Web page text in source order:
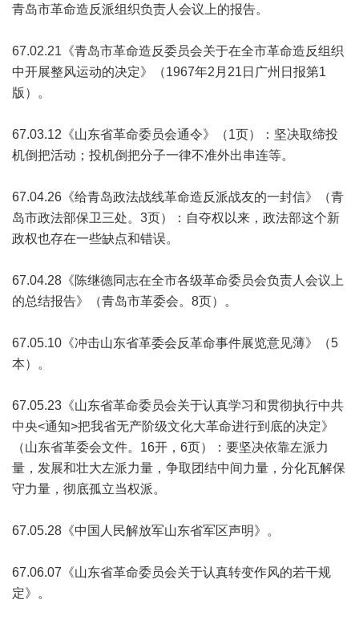
青岛市革命造反派组织负责人会议上的报告。
67.02.21《青岛市革命造反委员会关于在全市革命造反组织
中开展整风运动的决定》（1967年2月21日广州日报第1
版）。
67.03.12《山东省革命委员会通令》（1页）：坚决取缔投
机倒把活动；投机倒把分子一律不准外出串连等。
67.04.26《给青岛政法战线革命造反派战友的一封信》（青
岛市政法部保卫三处。3页）：自夺权以来，政法部这个新
政权也存在一些缺点和错误。
67.04.28《陈继德同志在全市各级革命委员会负责人会议上
的总结报告》（青岛市革委会。8页）。
67.05.10《冲击山东省革委会反革命事件展览意见薄》（5
本）。
67.05.23《山东省革命委员会关于认真学习和贯彻执行中共
中央<通知>把我省无产阶级文化大革命进行到底的决定》
（山东省革委会文件。16开，6页）：要坚决依靠左派力
量，发展和壮大左派力量，争取团结中间力量，分化瓦解保
守力量，彻底孤立当权派。
67.05.28《中国人民解放军山东省军区声明》。
67.06.07《山东省革命委员会关于认真转变作风的若干规
定》。